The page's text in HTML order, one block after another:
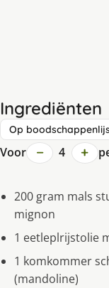
Ingrediënten
Op
Voor − 4 +
200 gram mals
mignon
1 eetleplrijstolie
1 komkommer
(mandoline)